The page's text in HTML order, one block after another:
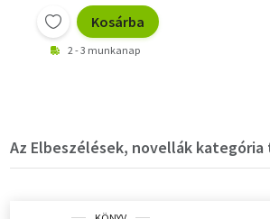
Kosárba
2 - 3 munkanap
Az Elbeszélések, novellák